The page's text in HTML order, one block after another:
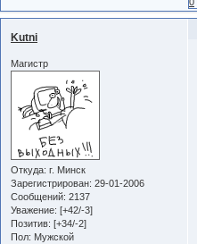
Kutni
Магистр
Откуда: г. Минск
Зарегистрирован: 29-01-2006
Сообщений: 2137
Уважение: [+42/-3]
Позитив: [+34/-2]
Пол: Мужской